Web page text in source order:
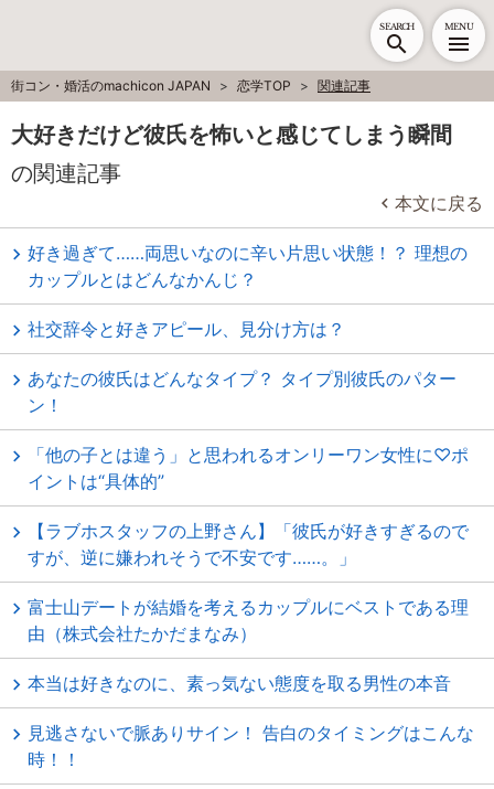
SEARCH MENU
街コン・婚活のmachicon JAPAN 恋学TOP 関連記事
大好きだけど彼氏を怖いと感じてしまう瞬間
の関連記事
本文に戻る
好き過ぎて……両思いなのに辛い片思い状態！？ 理想の
カップルとはどんなかんじ？
社交辞令と好きアピール、見分け方は？
あなたの彼氏はどんなタイプ？ タイプ別彼氏のパター
ン！
「他の子とは違う」と思われるオンリーワン女性に♡ポ
イントは“具体的”
【ラブホスタッフの上野さん】「彼氏が好きすぎるので
すが、逆に嫌われそうで不安です……。」
富士山デートが結婚を考えるカップルにベストである理
由（株式会社たかだまなみ）
本当は好きなのに、素っ気ない態度を取る男性の本音
見逃さないで脈ありサイン！ 告白のタイミングはこんな
時！！